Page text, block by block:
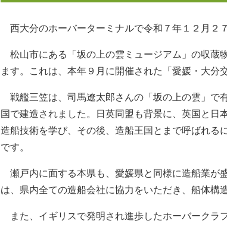
西大分のホーバーターミナルで令和７年１２月２
松山市にある「坂の上の雲ミュージアム」の収蔵
ます。これは、本年９月に開催された「愛媛・大分
戦艦三笠は、司馬遼太郎さんの「坂の上の雲」で
国で建造されました。日英同盟も背景に、英国と
造船技術を学び、その後、造船王国とまで呼ばれる
です。
瀬戸内に面する本県も、愛媛県と同様に造船業が
は、県内全ての造船会社に協力をいただき、船体構
また、イギリスで発明され進歩したホーバークラ